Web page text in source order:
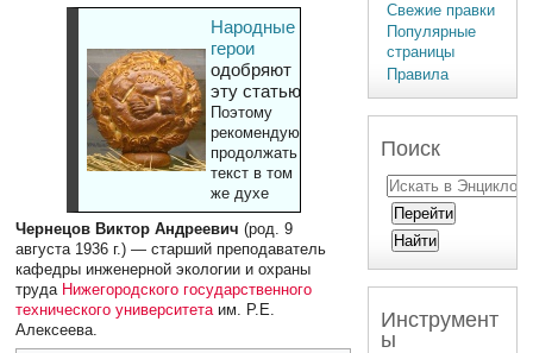
Народные
герои
одобряют
эту статью
Поэтому
рекомендуют
продолжать
текст в том
же духе
Чернецов Виктор Андреевич (род. 9
августа 1936 г.) — старший преподаватель
кафедры инженерной экологии и охраны
труда Нижегородского государственного
технического университетаим. Р.Е.
Алексеева.
Свежие правки
Популярные
страницы
Правила
Поиск
Инструмент
ы